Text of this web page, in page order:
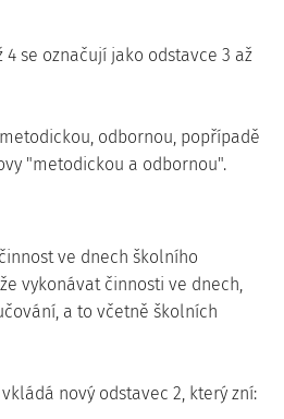
4 se označují jako odstavce 3 až
odbornou, popřípadě
"metodickou a odbornou".
ve dnech školního
vykonávat činnosti ve dnech,
a to včetně školních
nový odstavec 2, který zní: